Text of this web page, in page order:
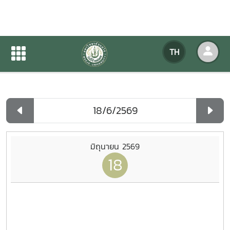
TH
ปฏิทินกิจกรรมของหน่วยงาน
ปฏิทินกิจกรรมของหน่วยงาน
มิถุนายน 2569
18